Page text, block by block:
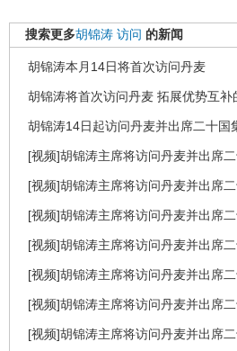
搜索更多胡锦涛 访问 的新闻
胡锦涛本月14日将首次访问丹麦
胡锦涛将首次访问丹麦 拓展优势互补
胡锦涛14日起访问丹麦并出席二十国
[视频]胡锦涛主席将访问丹麦并出席
[视频]胡锦涛主席将访问丹麦并出席
[视频]胡锦涛主席将访问丹麦并出席
[视频]胡锦涛主席将访问丹麦并出席
[视频]胡锦涛主席将访问丹麦并出席
[视频]胡锦涛主席将访问丹麦并出席
[视频]胡锦涛主席将访问丹麦并出席